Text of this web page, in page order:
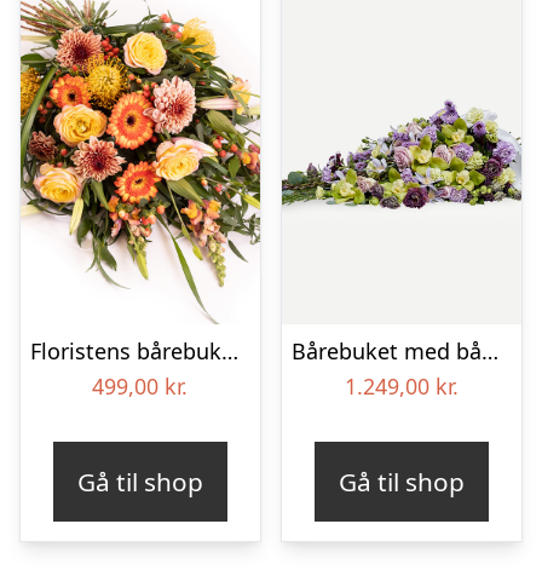
Floristens bårebuket – Gul & orange
499,00 kr.
Gå til shop
Bårebuket med bånd – Et eksklusivt farvel
1.249,00 kr.
Gå til shop